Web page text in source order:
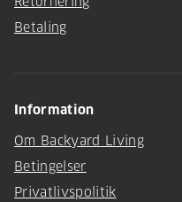
Betaling
Information
Om Backyard Living
Betingelser
Privatlivspolitik